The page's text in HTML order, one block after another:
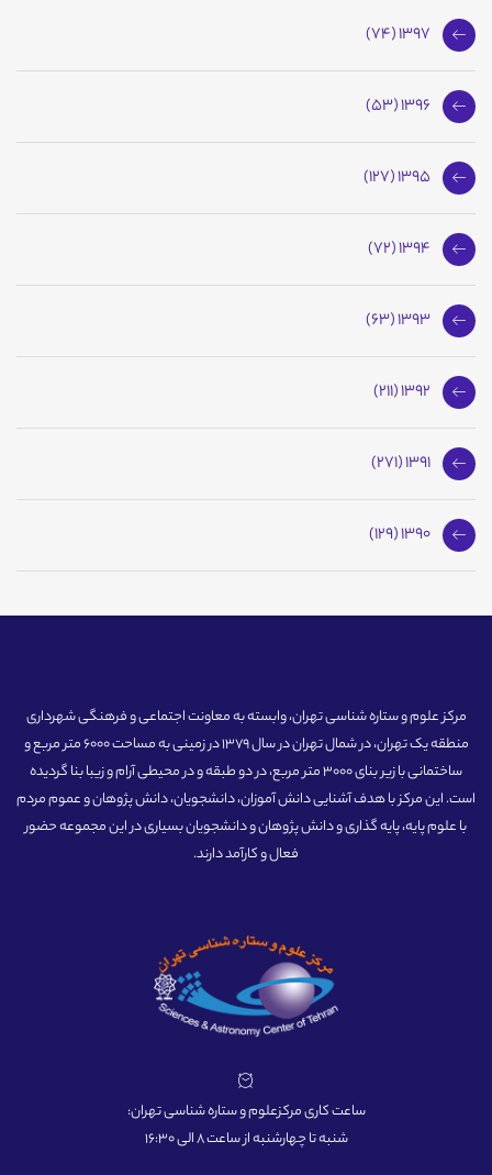
1397 (74)
1396 (53)
1395 (127)
1394 (72)
1393 (63)
1392 (211)
1391 (271)
1390 (129)
مرکز علوم و ستاره شناسی تهران، وابسته به معاونت اجتماعی و فرهنگی شهرداری
منطقه یک تهران، در شمال تهران در سال 1379 در زمینی به مساحت 6000 متر مربع و
ساختمانی با زیر بنای 3000 متر مربع، در دو طبقه و در محیطی آرام و زیبا بنا گردیده
است. این مرکز با هدف آشنایی دانش آموزان، دانشجویان، دانش پژوهان و عموم مردم
با علوم پایه، پایه گذاری و دانش پژوهان و دانشجویان بسیاری در این مجموعه حضور
فعال و کارآمد دارند.
ساعت کاری مرکزعلوم و ستاره شناسی تهران:
شنبه تا چهارشنبه از ساعت 8 الی 16:30